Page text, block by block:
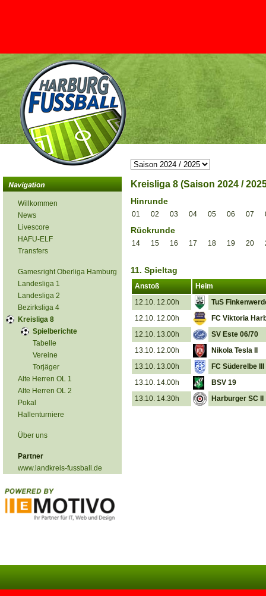
Willkommen
News
Livescore
HAFU-ELF
Transfers
Gamesright Oberliga Hamburg
Landesliga 1
Landesliga 2
Bezirksliga 4
Kreisliga 8
Spielberichte
Tabelle
Vereine
Torjäger
Alte Herren OL 1
Alte Herren OL 2
Pokal
Hallenturniere
Über uns
Partner
www.landkreis-fussball.de
Kreisliga 8 (Saison 2024 /
Hinrunde
01 02 03 04 05 06 07
Rückrunde
14 15 16 17 18 19 20
11. Spieltag
Anstoß
Heim
12.10. 12.00h
TuS
12.10. 12.00h
FC Viktoria
12.10. 13.00h
SV Este 06/70
13.10. 12.00h
Nikola Tesla II
13.10. 13.00h
FC Süderelbe III
13.10. 14.00h
BSV 19
13.10. 14.30h
Harburger SC II